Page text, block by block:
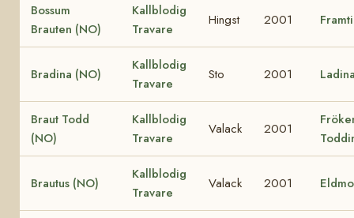
Bossum
Brauten (NO)
Kallblodig
Travare
Hingst 2001
Bradina (NO)
Kallblodig
Travare
Sto 2001
Braut Todd
(NO)
Kallblodig
Travare
Valack 2001
Brautus (NO)
Kallblodig
Travare
Valack 2001